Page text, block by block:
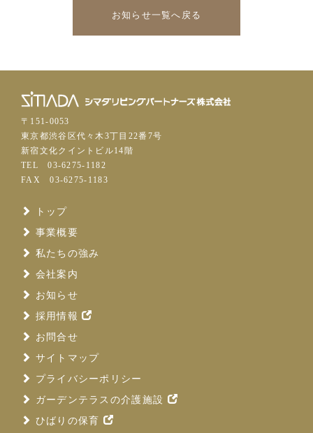
お知らせ一覧へ戻る
〒151-0053
東京都渋谷区代々木3丁目22番7号
新宿文化クイントビル14階
TEL03-6275-1182
FAX 03-6275-1183
トップ
事業概要
私たちの強み
会社案内
お知らせ
採用情報
お問合せ
サイトマップ
プライバシーポリシー
ガーデンテラスの介護施設
ひばりの保育